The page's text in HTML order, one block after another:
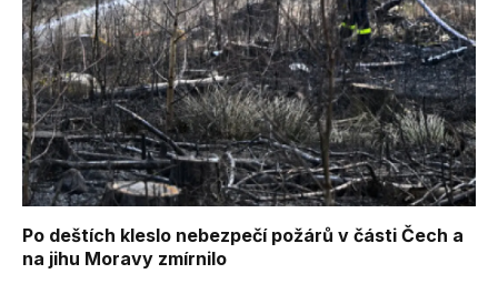
Po deštích kleslo nebezpečí požárů v části Čech a
na jihu Moravy zmírnilo